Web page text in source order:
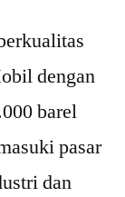
dengan
barel
pasar
dan